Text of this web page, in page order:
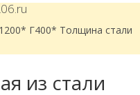
Г400* Толщина стали
из стали